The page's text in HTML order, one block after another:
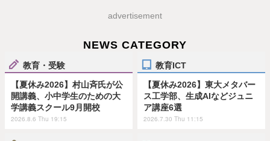
advertisement
NEWS CATEGORY
教育・受験
【夏休み2026】村山斉氏が公
開講義、小中学生のための大
学講義スクール9月開校
2026.8.6 Thu 19:15
教育ICT
【夏休み2026】東大メタバー
ス工学部、生成AIなどジュニ
ア講座6選
2026.7.30 Thu 11:15